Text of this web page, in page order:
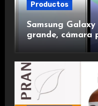
Productos
Samsung
grande, cámara
duradera y
experiencia